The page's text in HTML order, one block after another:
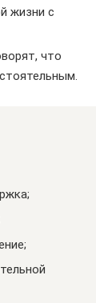
жизни с
что